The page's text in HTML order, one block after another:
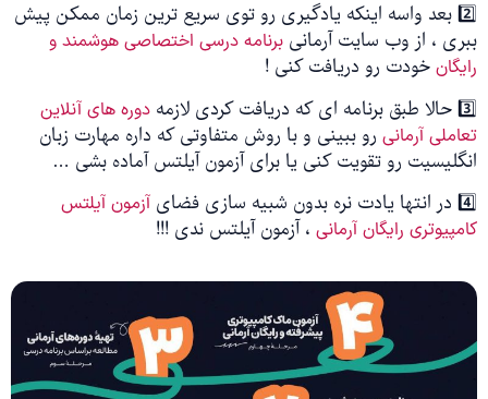
2️⃣ بعد واسه اینکه یادگیری رو توی سریع ترین زمان ممکن پیش
ببری ، از وب سایت آرمانی برنامه درسی اختصاصی هوشمند و
رایگان خودت رو دریافت کنی !
3️⃣ حالا طبق برنامه ای که دریافت کردی لازمه
دوره های آنلاین
تعاملی آرمانی رو ببینی و با روش متفاوتی که داره مهارت زبان
انگلیسیت رو تقویت کنی یا برای آزمون آیلتس آماده بشی …
4️⃣ در انتها یادت نره بدون شبیه سازی فضای
آزمون آیلتس
کامپیوتری رایگان آرمانی ، آزمون آیلتس ندی !!!